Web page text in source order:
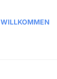
WILLKOMMEN